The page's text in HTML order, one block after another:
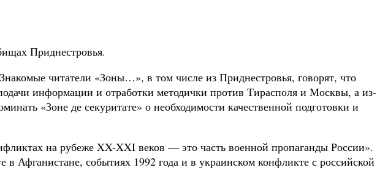
Приднестровья.
читатели «Зоны…», в том числе из Приднестровья, говорят, что
информации и отработки методички против Тирасполя и Москвы, а из-
«Зоне де секуритате» о необходимости качественной подготовки и
на рубеже XX-XXI веков — это часть военной пропаганды России».
Афганистане, событиях 1992 года и в украинском конфликте с российской